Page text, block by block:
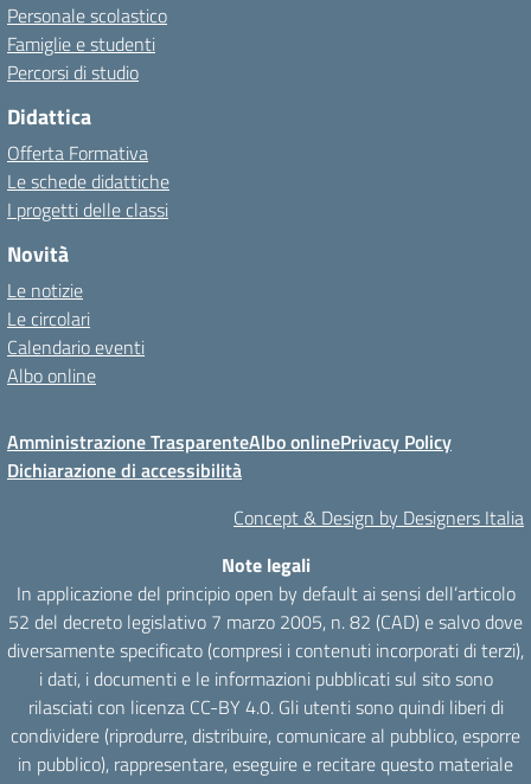
Personale scolastico
Famiglie e studenti
Percorsi di studio
Didattica
Offerta Formativa
Le schede didattiche
I progetti delle classi
Novità
Le notizie
Le circolari
Calendario eventi
Albo online
Amministrazione TrasparenteAlbo onlinePrivacy Policy
Dichiarazione di accessibilità
Concept & Design by Designers Italia
Note legali
In applicazione del principio open by default ai sensi dell’articolo
52 del decreto legislativo 7 marzo 2005, n. 82 (CAD) e salvo dove
diversamente specificato (compresi i contenuti incorporati di terzi),
i dati, i documenti e le informazioni pubblicati sul sito sono
rilasciati con licenza CC-BY 4.0. Gli utenti sono quindi liberi di
condividere (riprodurre, distribuire, comunicare al pubblico, esporre
in pubblico), rappresentare, eseguire e recitare questo materiale